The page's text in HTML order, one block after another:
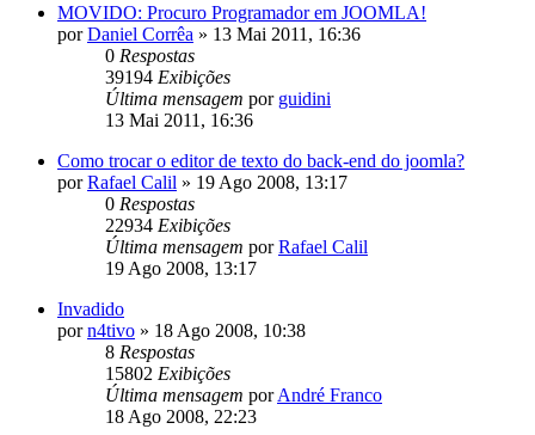
MOVIDO: Procuro Programador em JOOMLA!
porDaniel Corrêa » 13 Mai 2011, 16:36
0 Respostas
39194 Exibições
Última mensagem por guidini
13 Mai 2011, 16:36
Como trocar o editor de texto do back-end do joomla?
porRafael Calil » 19 Ago 2008, 13:17
0 Respostas
22934 Exibições
Última mensagem porRafael Calil
19 Ago 2008, 13:17
Invadido
porn4tivo » 18 Ago 2008, 10:38
8 Respostas
15802 Exibições
Última mensagem porAndré Franco
18 Ago 2008, 22:23